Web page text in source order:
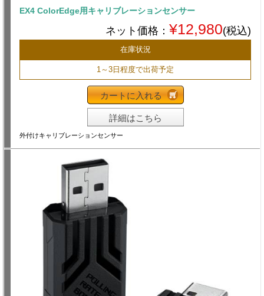
EX4 ColorEdge用キャリブレーションセンサー
ネット価格： ¥12,980(税込)
在庫状況
1～3日程度で出荷予定
カートに入れる
詳細はこちら
外付けキャリブレーションセンサー